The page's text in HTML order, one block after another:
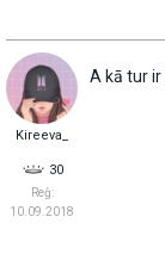
Kireeva_
30
Reģ:
10.09.2018
A kā tur ir